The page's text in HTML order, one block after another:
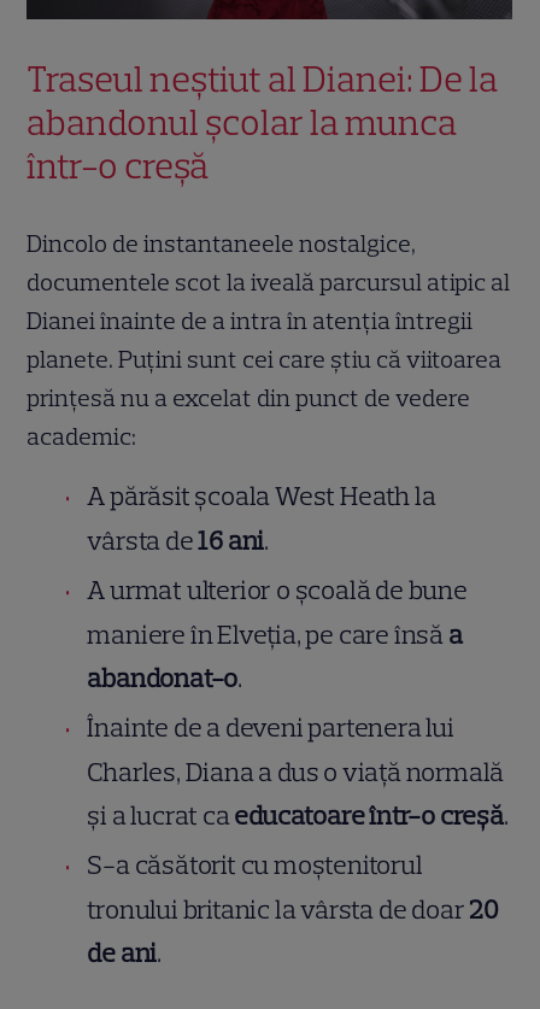
Traseul neștiut al Dianei: De la
abandonul școlar la munca
într-o creșă
Dincolo de instantaneele nostalgice,
documentele scot la iveală parcursul atipic al
Dianei înainte de a intra în atenția întregii
planete. Puțini sunt cei care știu că viitoarea
prințesă nu a excelat din punct de vedere
academic:
A părăsit școala West Heath la
vârsta de16 ani.
A urmat ulterior o școală de bune
maniere în Elveția, pe care însăa
abandonat-o.
Înainte de a deveni partenera lui
Charles, Diana a dus o viață normală
și a lucrat caeducatoare într-o creșă.
S-a căsătorit cu moștenitorul
tronului britanic la vârsta de doar20
de ani.